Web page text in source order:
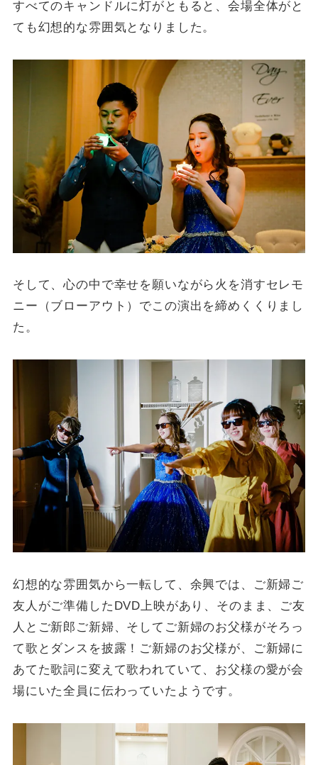
すべてのキャンドルに灯がともると、会場全体がと
ても幻想的な雰囲気となりました。
そして、心の中で幸せを願いながら火を消すセレモ
ニー（ブローアウト）でこの演出を締めくくりまし
た。
幻想的な雰囲気から一転して、余興では、ご新婦ご
友人がご準備したDVD上映があり、そのまま、ご友
人とご新郎ご新婦、そしてご新婦のお父様がそろっ
て歌とダンスを披露！ご新婦のお父様が、ご新婦に
あてた歌詞に変えて歌われていて、お父様の愛が会
場にいた全員に伝わっていたようです。